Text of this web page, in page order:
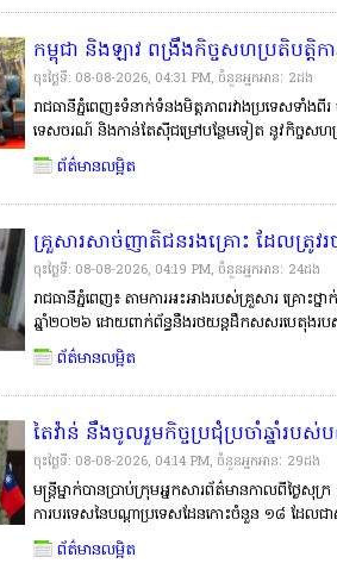
កម្ពុជា និងឡាវ ពង្រឹងកិច្ចសហប្រតិបត្
យុទ្ធនាការ «ប្រទេសបី គោលដៅមួយ» ដ
ជាតិ និងប្រជាជនទាំងពីរ
ចុះថ្ងៃទី: 08-08-2026, 04:31 PM, ចំនួនអ្នកអានៈ​ 2ដង
រាជធានីភ្នំពេញ៖ទំនាក់ទំនងមិត្តភាពរវាងប្រទេសទាំ
ទេសចរណ៍ និងកាន់តែស៊ីជម្រៅបន្ថែមទៀត នូវកិច្ចស
ស្របតាមស្មារតី «ភាពជាដៃគូ យុទ្ធសាស្ត្រគ្រប់ជ្រុងជ្រ
អភិវឌ្ឍ
ព័ត៌មានលម្អិត
គ្រួសារសាច់ញាតិជនរងគ្រោះ ដែលត្រូវ
សាលាដំបូងរាជធានីភ្នំពេញផ្ដល់យុត្តិធម៌
តាមច្បាប់, ខណៈបុណ្យសព១០០ថ្ងៃហ
ចុះថ្ងៃទី: 08-08-2026, 04:19 PM, ចំនួនអ្នកអានៈ​ 24ដង
រាជធានីភ្នំពេញ៖ តាមការអះអាងរបស់គ្រួសារ គ្រោះថ្
ឆ្នាំ២០២៦ ដោយពាក់ព័ន្ធនឹងរថយន្តដឹកសសរបេតុង
ដែលគ្រួសារជនរងគ្រោះចាត់ទុកថា ជាអ្នកបង្កហេតុ។
ស្រីបានស្លាប់បាត់បង់�
ព័ត៌មានលម្អិត
តៃវ៉ាន់ នឹងចូលរួមកិច្ចប្រជុំប្រចាំឆ្នាំរប
ស៊ីហ្វិក
ចុះថ្ងៃទី: 08-08-2026, 04:14 PM, ចំនួនអ្នកអានៈ​ 29ដង
មន្ត្រីម្នាក់បានប្រាប់ក្រុមអ្នកសារព័ត៌មានកាលពីថ្ងៃសុ
ការបរទេសនៃបណ្ដាប្រទេសដែនកោះចំនួន ១៨ ដែ
បានជួបប្រជុំគ្នាក្នុងប្រទេសហ្វីជី ថាចិន និងតៃវ៉ាន់ជា
សំខាន់។ តែវ៉ាន�
ព័ត៌មានលម្អិត